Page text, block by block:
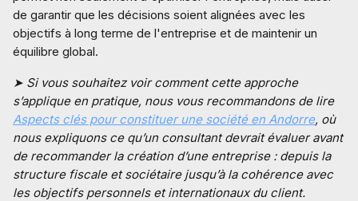
de garantir que les décisions soient alignées avec les
objectifs à long terme de l'entreprise et de maintenir un
équilibre global.
➤ Si vous souhaitez voir comment cette approche
s’applique en pratique, nous vous recommandons de lire
Aspects clés pour constituer une société en Andorre, où
nous expliquons ce qu’un consultant devrait évaluer avant
de recommander la création d’une entreprise : depuis la
structure fiscale et sociétaire jusqu’à la cohérence avec
les objectifs personnels et internationaux du client.